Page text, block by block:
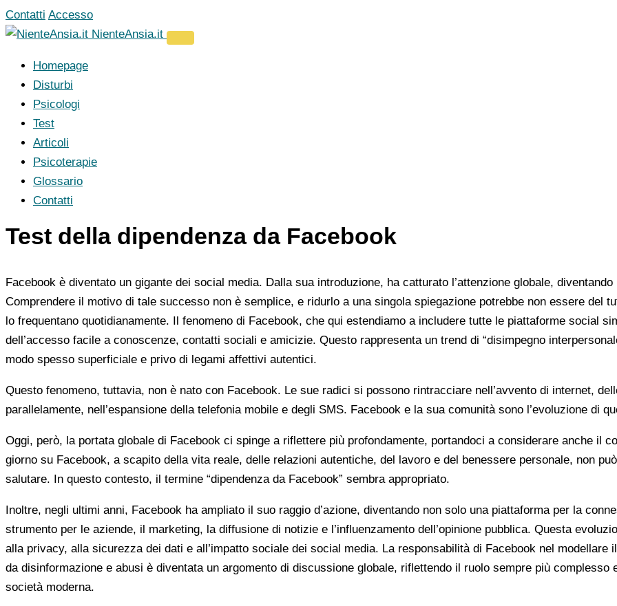
Vai
al
Contatti Accesso
NienteAnsia.it
Homepage
Disturbi
Psicologi
Test
Articoli
Psicoterapie
Glossario
Contatti
Test della dipendenza da Facebook
Facebook è diventato un gigante dei social media. Dalla sua introduzione, ha catturato l’attenzione globale,
Comprendere il motivo di tale successo non è semplice, e ridurlo a una singola spiegazione potrebbe non essere del
lo frequentano quotidianamente. Il fenomeno di Facebook, che qui estendiamo a includere tutte le piattaforme social
dell’accesso facile a conoscenze, contatti sociali e amicizie. Questo rappresenta un trend di “disimpegno
modo spesso superficiale e privo di legami affettivi autentici.
Questo fenomeno, tuttavia, non è nato con Facebook. Le sue radici si possono rintracciare nell’avvento di internet,
parallelamente, nell’espansione della telefonia mobile e degli SMS. Facebook e la sua comunità sono l’evoluzione di
Oggi, però, la portata globale di Facebook ci spinge a riflettere più profondamente, portandoci a considerare anche il
giorno su Facebook, a scapito della vita reale, delle relazioni autentiche, del lavoro e del benessere personale, non
salutare. In questo contesto, il termine “dipendenza da Facebook” sembra appropriato.
Inoltre, negli ultimi anni, Facebook ha ampliato il suo raggio d’azione, diventando non solo una piattaforma per la
strumento per le aziende, il marketing, la diffusione di notizie e l’influenzamento dell’opinione pubblica. Questa
alla privacy, alla sicurezza dei dati e all’impatto sociale dei social media. La responsabilità di Facebook nel modellare
da disinformazione e abusi è diventata un argomento di discussione globale, riflettendo il ruolo sempre più
società moderna.